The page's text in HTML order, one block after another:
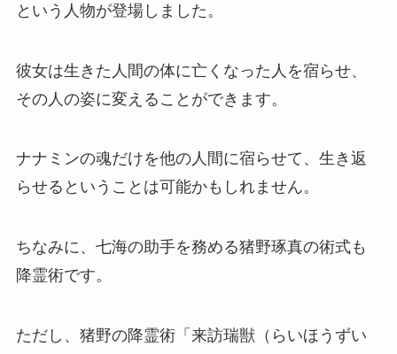
という人物が登場しました。
彼女は生きた人間の体に亡くなった人を宿らせ、
その人の姿に変えることができます。
ナナミンの魂だけを他の人間に宿らせて、生き返
らせるということは可能かもしれません。
ちなみに、七海の助手を務める猪野琢真の術式も
降霊術です。
ただし、猪野の降霊術「来訪瑞獣（らいほうずい